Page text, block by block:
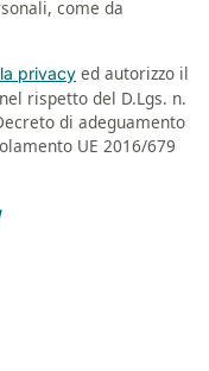
come da
privacy ed autorizzo il
rispetto del D.Lgs. n.
di adeguamento
UE 2016/679